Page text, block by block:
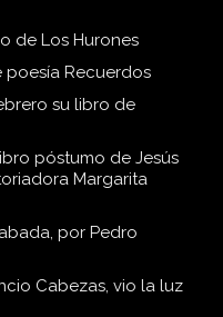
de Los Hurones
poesía Recuerdos
su libro de
póstumo de Jesús
Margarita
por Pedro
Cabezas, vio la luz